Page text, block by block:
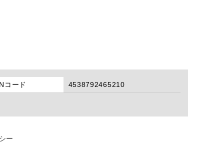
コード 4538792465210
ー